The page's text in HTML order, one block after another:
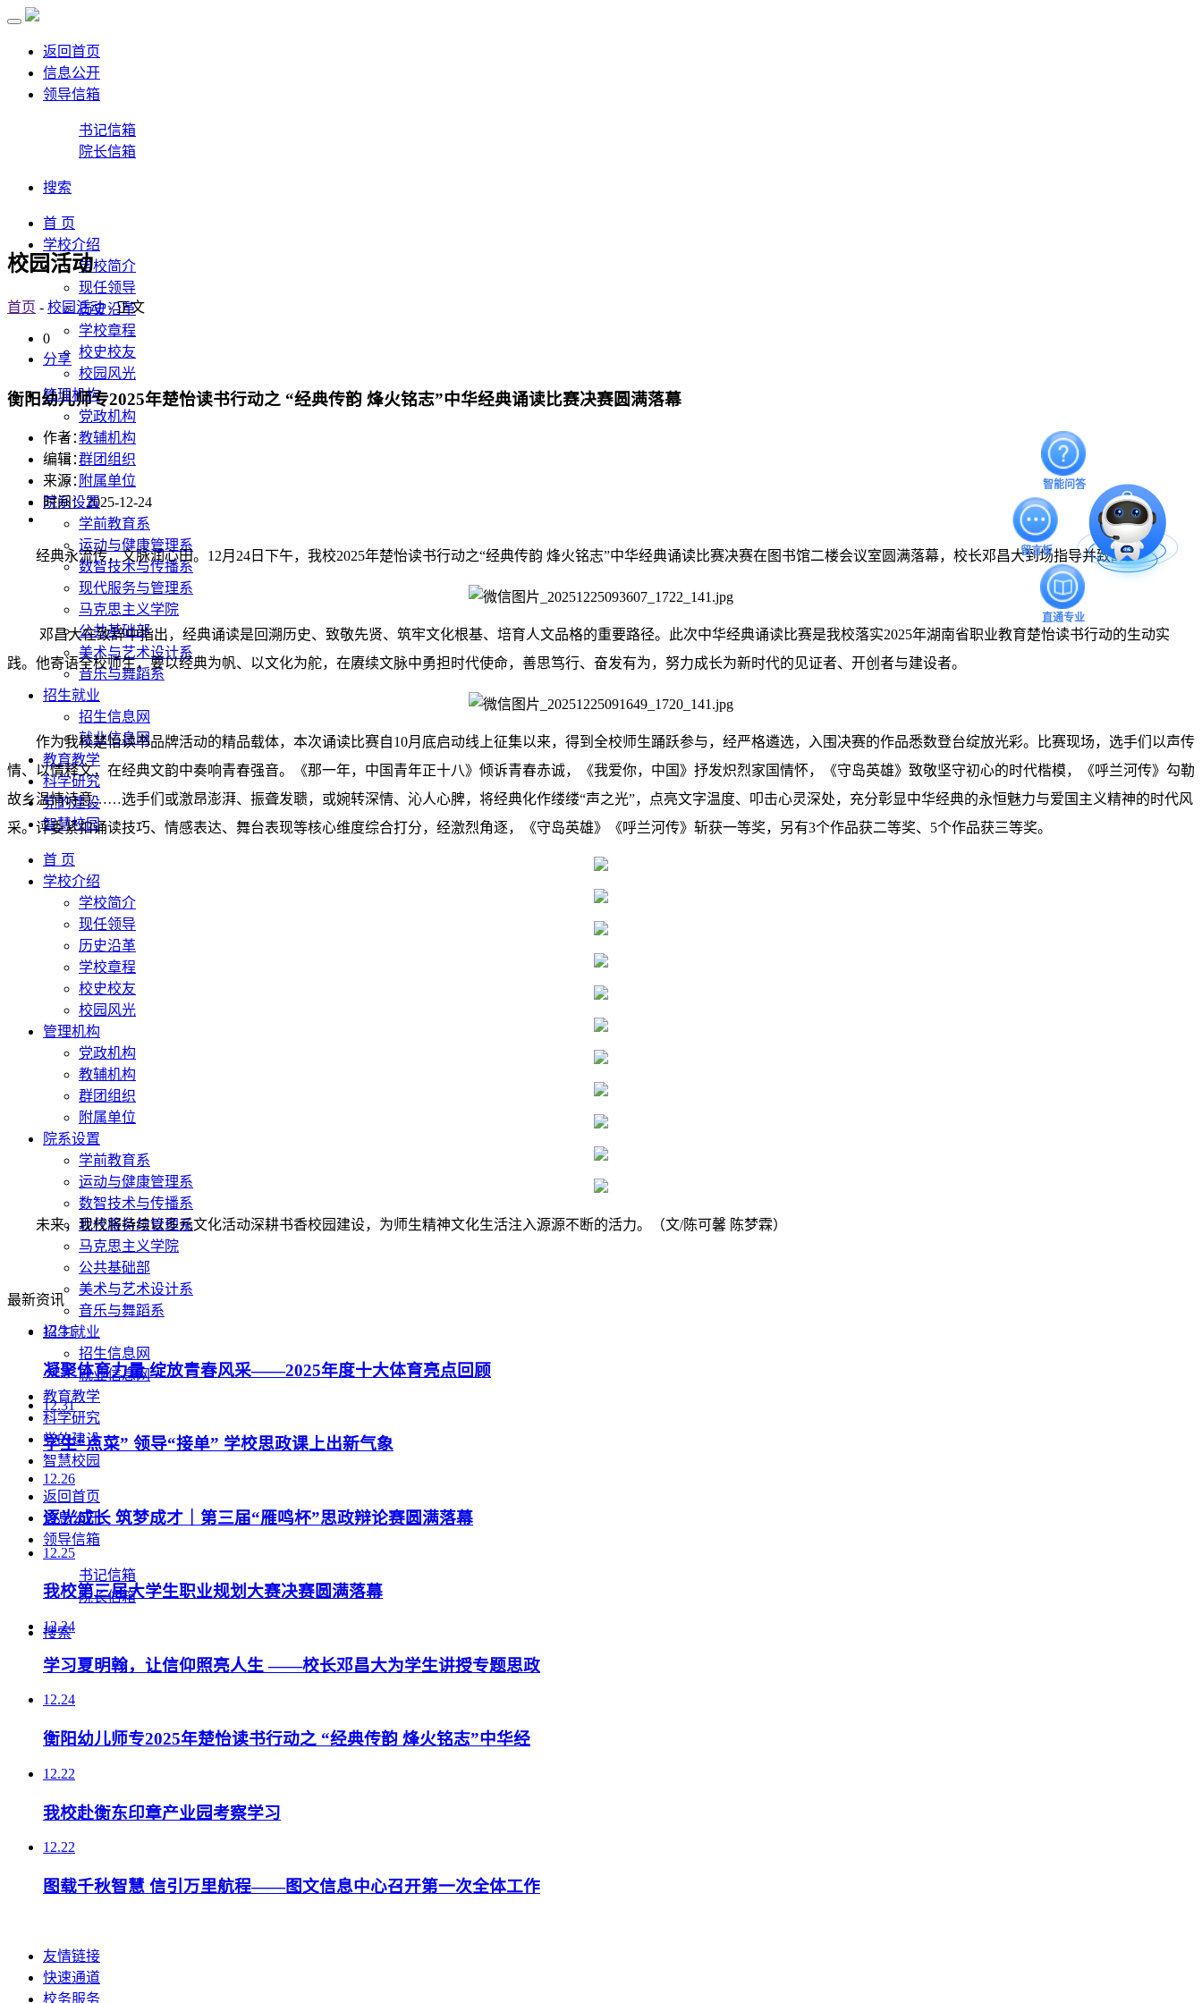
返回首页
信息公开
领导信箱
书记信箱
院长信箱
搜索
首 页
学校介绍
学校简介
现任领导
历史沿革
学校章程
校史校友
校园风光
管理机构
党政机构
教辅机构
群团组织
附属单位
院系设置
学前教育系
运动与健康管理系
数智技术与传播系
现代服务与管理系
马克思主义学院
公共基础部
美术与艺术设计系
音乐与舞蹈系
招生就业
招生信息网
就业信息网
教育教学
科学研究
党的建设
智慧校园
首 页
学校介绍
学校简介
现任领导
历史沿革
学校章程
校史校友
校园风光
管理机构
党政机构
教辅机构
群团组织
附属单位
院系设置
学前教育系
运动与健康管理系
数智技术与传播系
现代服务与管理系
马克思主义学院
公共基础部
美术与艺术设计系
音乐与舞蹈系
招生就业
招生信息网
就业信息网
教育教学
科学研究
党的建设
智慧校园
返回首页
信息公开
领导信箱
书记信箱
院长信箱
搜索
校园活动
首页 - 校园活动- 正文
0
分享
衡阳幼儿师专2025年楚怡读书行动之 “经典传韵 烽火铭志”中华经典诵读比赛决赛圆满落幕
作者：
编辑：
来源：
时间：2025-12-24
经典永流传，文脉润心田。12月24日下午，我校2025年楚怡读书行动之“经典传韵 烽火铭志”中华经典诵读比赛决赛在图书馆二楼会议室圆满落幕，校长邓昌大到场指导并致辞。
邓昌大在致辞中指出，经典诵读是回溯历史、致敬先贤、筑牢文化根基、培育人文品格的重要路径。此次中华经典诵读比赛是我校落实2025年湖南省职业教育楚怡读书行动的生动实
践。他寄语全校师生，要以经典为帆、以文化为舵，在赓续文脉中勇担时代使命，善思笃行、奋发有为，努力成长为新时代的见证者、开创者与建设者。
作为我校楚怡读书品牌活动的精品载体，本次诵读比赛自10月底启动线上征集以来，得到全校师生踊跃参与，经严格遴选，入围决赛的作品悉数登台绽放光彩。比赛现场，选手们以声传
情、以情释文，在经典文韵中奏响青春强音。《那一年，中国青年正十八》倾诉青春赤诚，《我爱你，中国》抒发炽烈家国情怀，《守岛英雄》致敬坚守初心的时代楷模，《呼兰河传》勾勒
故乡温情诗意……选手们或激昂澎湃、振聋发聩，或婉转深情、沁人心脾，将经典化作缕缕“声之光”，点亮文字温度、叩击心灵深处，充分彰显中华经典的永恒魅力与爱国主义精神的时代风
采。评委紧扣诵读技巧、情感表达、舞台表现等核心维度综合打分，经激烈角逐，《守岛英雄》《呼兰河传》斩获一等奖，另有3个作品获二等奖、5个作品获三等奖。
未来，我校将持续以多元文化活动深耕书香校园建设，为师生精神文化生活注入源源不断的活力。（文/陈可馨 陈梦霖）
最新资讯
12.31
凝聚体育力量 绽放青春风采——2025年度十大体育亮点回顾
12.31
学生“点菜” 领导“接单” 学校思政课上出新气象
12.26
逐光成长 筑梦成才｜第三届“雁鸣杯”思政辩论赛圆满落幕
12.25
我校第三届大学生职业规划大赛决赛圆满落幕
12.24
学习夏明翰，让信仰照亮人生 ——校长邓昌大为学生讲授专题思政
12.24
衡阳幼儿师专2025年楚怡读书行动之 “经典传韵 烽火铭志”中华经
12.22
我校赴衡东印章产业园考察学习
12.22
图载千秋智慧 信引万里航程——图文信息中心召开第一次全体工作
友情链接
快速通道
校务服务
智能问答
留言板
直通专业